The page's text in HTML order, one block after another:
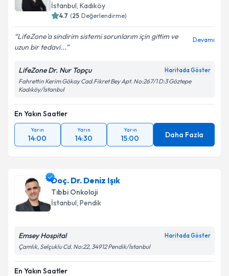
Kişisel verilerimin işlenmesine ilişkinAydınlatma
Metni'ni okudum ve kişisel verilerimin belirtilen
Takvim Talebini Gönder
İstanbul, Kadıköy
4.7 (25 Değerlendirme)
LifeZone'a sindirim sistemi sorunlarım için gittim ve
uzun bir tedavi...
Devamı
LifeZone Dr. Nur Topçu Haritada Göster
Fahrettin Kerim Gökay Cad.Fikret Bey Apt. No:267/1 D:3 Göztepe
Kadıköy/İstanbul
En Yakın Saatler
Yarın
14:00
Yarın
14:30
Yarın
15:00 Daha Fazla
Doç. Dr. Deniz Işık
Tıbbi Onkoloji
İstanbul, Pendik
Emsey Hospital Haritada Göster
Çamlık, Selçuklu Cd. No:22, 34912 Pendik/İstanbul
En Yakın Saatler